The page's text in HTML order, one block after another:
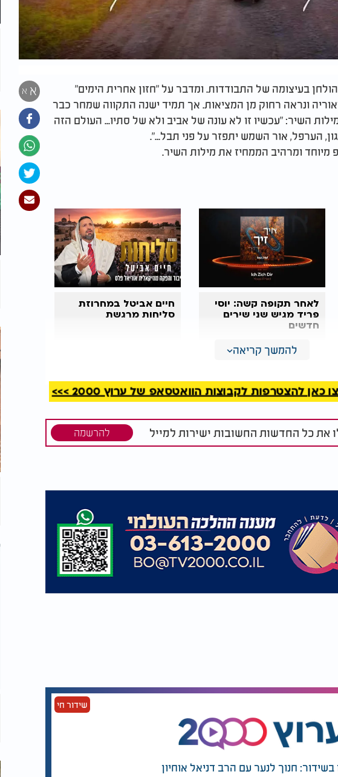
א א
בעיצומה של התבודדות. ומדבר על "חזון אחרית הימים"
ונראה רחוק מן המציאות. אך תמיד ישנה התקווה שמחר כבר
השיר: "עכשיו זו לא עונה של אביב ולא של סתיו... העולם הזה
הערפל, אור השמש יתפזר על פני תבל...".
מיוחד ומרהיב הממחיז את מילות השיר.
לאחר תקופה קשה: יוסי
פריד מגיש שני שירים
חדשים
חיים אביטל במחרוזת
סליחות מרגשת
להמשך קריאה
להצטרפות לקבוצות הוואטסאפ של ערוץ 2000 >>>
את כל החדשות החשובות ישירות למייל להרשמה
שידור חי
בשידור: חנוך לנער עם הרב דניאל אוחיון